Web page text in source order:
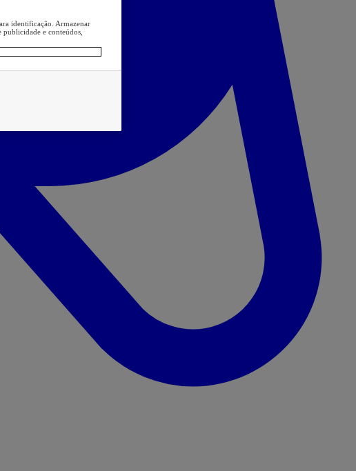
identificação. Armazenar
e conteúdos,